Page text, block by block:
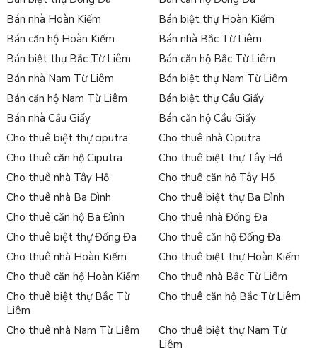
Bán nhà Hoàn Kiếm
Bán biệt thự Hoàn Kiếm
Bán căn hộ Hoàn Kiếm
Bán nhà Bắc Từ Liêm
Bán biệt thự Bắc Từ Liêm
Bán căn hộ Bắc Từ Liêm
Bán nhà Nam Từ Liêm
Bán biệt thự Nam Từ Liêm
Bán căn hộ Nam Từ Liêm
Bán biệt thự Cầu Giấy
Bán nhà Cầu Giấy
Bán căn hộ Cầu Giấy
Cho thuê biệt thự ciputra
Cho thuê nhà Ciputra
Cho thuê căn hộ Ciputra
Cho thuê biệt thự Tây Hồ
Cho thuê nhà Tây Hồ
Cho thuê căn hộ Tây Hồ
Cho thuê nhà Ba Đình
Cho thuê biệt thự Ba Đình
Cho thuê căn hộ Ba Đình
Cho thuê nhà Đống Đa
Cho thuê biệt thự Đống Đa
Cho thuê căn hộ Đống Đa
Cho thuê nhà Hoàn Kiếm
Cho thuê biệt thự Hoàn Kiếm
Cho thuê căn hộ Hoàn Kiếm
Cho thuê nhà Bắc Từ Liêm
Cho thuê biệt thự Bắc Từ
Liêm
Cho thuê căn hộ Bắc Từ Liêm
Cho thuê nhà Nam Từ Liêm
Cho thuê biệt thự Nam Từ
Liêm